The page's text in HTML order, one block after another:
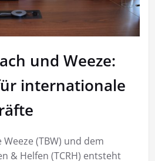
und Weeze:
internationale
(TBW) und dem
& Helfen (TCRH) entsteht